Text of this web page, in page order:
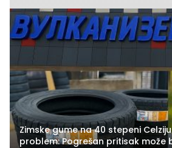
Zimske gume na 40 stepeni
problem: Pogrešan pritisak može